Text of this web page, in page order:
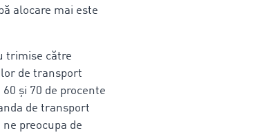
alocare mai este
trimise către
de transport
și 70 de procente
de transport
preocupa de